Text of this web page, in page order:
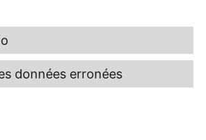
données erronées